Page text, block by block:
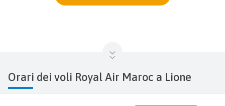
Orari dei voli Royal Air Maroc a Lione